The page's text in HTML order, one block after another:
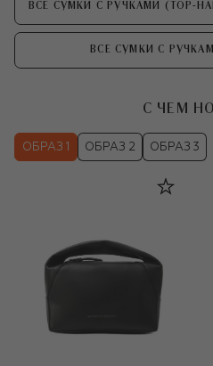
ВСЕ СУМКИ С РУЧКАМИ (TOP-
ВСЕ СУМКИ С
С ЧЕМ
ОБРАЗ 1 ОБРАЗ 2 ОБРАЗ 3